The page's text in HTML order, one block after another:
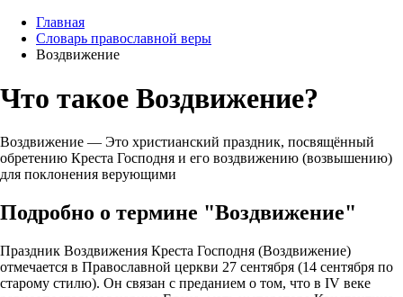
Главная
Словарь православной веры
Воздвижение
Что такое Воздвижение?
Воздвижение — Это христианский праздник, посвящённый
обретению Креста Господня и его воздвижению (возвышению)
для поклонения верующими
Подробно о термине "Воздвижение"
Праздник Воздвижения Креста Господня (Воздвижение)
отмечается в Православной церкви 27 сентября (14 сентября по
старому стилю). Он связан с преданием о том, что в IV веке